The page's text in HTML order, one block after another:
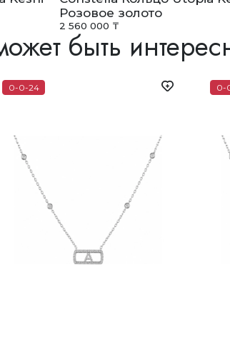
Розовое золото
2 560 000 ₸
быть
0-0-24 0-